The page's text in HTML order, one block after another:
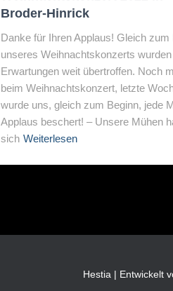
Broder-Hinrick
Danke für Ihren Applaus! Gleich zum
unseres Weihnachtskonzerts
Erwartungen weit übertroffen. Noch
beim Weihnachtskonzert, letzte
wurde uns, gleich zum Beginn, jede
Applaus beschert! – Unsere Mühen
sich Weiterlesen
Hestia | Entwickelt